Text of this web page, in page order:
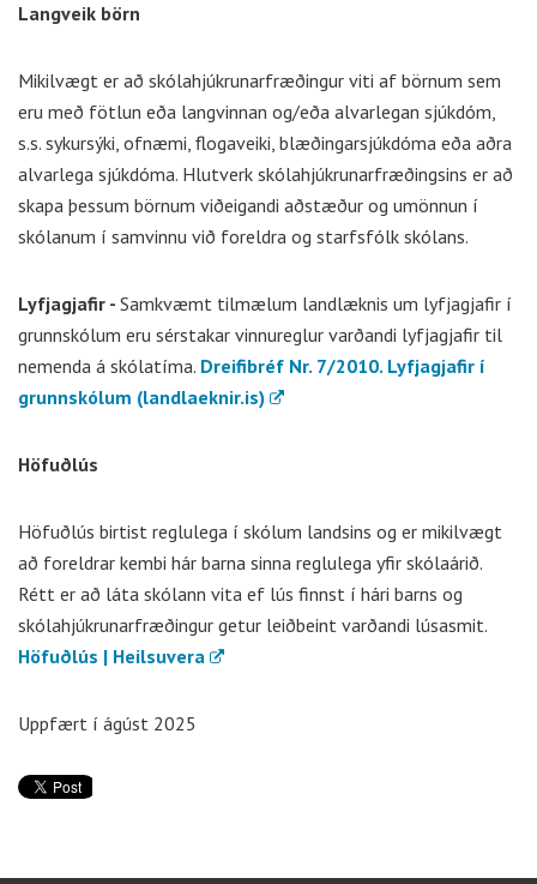
Langveik börn
Mikilvægt er að skólahjúkrunarfræðingur viti af börnum sem
eru með fötlun eða langvinnan og/eða alvarlegan sjúkdóm,
s.s. sykursýki, ofnæmi, flogaveiki, blæðingarsjúkdóma eða aðra
alvarlega sjúkdóma. Hlutverk skólahjúkrunarfræðingsins er að
skapa þessum börnum viðeigandi aðstæður og umönnun í
skólanum í samvinnu við foreldra og starfsfólk skólans.
Lyfjagjafir - Samkvæmt tilmælum landlæknis um lyfjagjafir í
grunnskólum eru sérstakar vinnureglur varðandi lyfjagjafir til
nemenda á skólatíma. Dreifibréf Nr. 7/2010. Lyfjagjafir í
grunnskólum (landlaeknir.is)
Höfuðlús
Höfuðlús birtist reglulega í skólum landsins og er mikilvægt
að foreldrar kembi hár barna sinna reglulega yfir skólaárið.
Rétt er að láta skólann vita ef lús finnst í hári barns og
skólahjúkrunarfræðingur getur leiðbeint varðandi lúsasmit.
Höfuðlús | Heilsuvera
Uppfært í ágúst 2025